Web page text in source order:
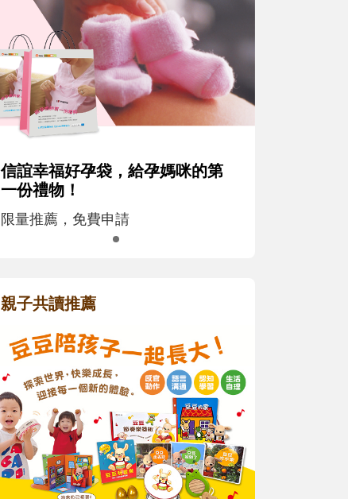
信誼幸福好孕袋，給孕媽咪的第
一份禮物！
限量推薦，免費申請
親子共讀推薦